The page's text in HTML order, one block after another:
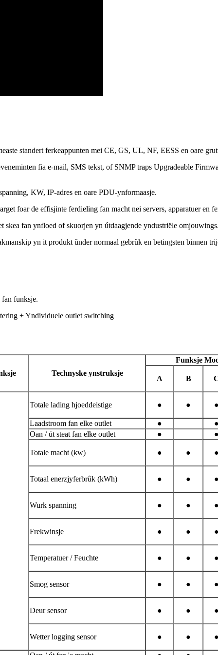
standert ferkeappunten mei CE, GS, UL, NF, EESS en oare
fia e-mail, SMS tekst, of SNMP traps Upgradeable
KW, IP-adres en oare PDU-ynformaasje.
foar de effisjinte ferdieling fan macht nei servers, apparatuer en
skea fan ynfloed of skuorjen yn útdaagjende yndustriële
yn it produkt ûnder normaal gebrûk en betingsten binnen
funksje.
+ Yndividuele outlet switching
Technyske ynstruksje
Funksje
A B
Totale lading hjoeddeistige ● ●
Laadstroom fan elke outlet ●
Oan / út steat fan elke outlet
●
Totale macht (kw) ● ●
Totaal enerzjyferbrûk (kWh) ● ●
Wurk spanning ● ●
Frekwinsje ● ●
Temperatuer / Feuchte ● ●
Smog sensor ● ●
Deur sensor ● ●
Wetter logging sensor ● ●